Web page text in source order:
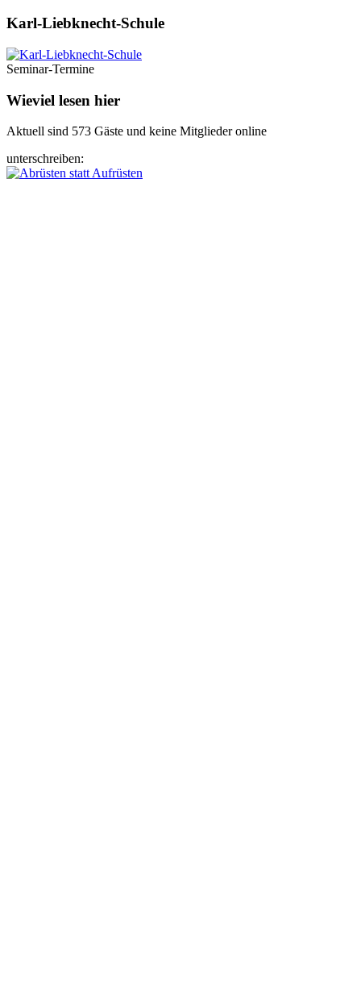
Karl-Liebknecht-­Schule
Seminar-Termine
Wieviel lesen hier
Aktuell sind 573 Gäste und keine Mitglieder online
unterschreiben: